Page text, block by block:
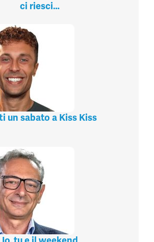
ci riesci…
un sabato a Kiss Kiss